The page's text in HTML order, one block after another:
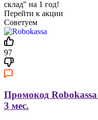
склад" на 1 год!
Перейти к акции
Советуем
97
Промокод
3 мес.